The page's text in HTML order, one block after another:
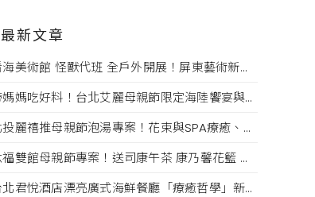
最新文章
看海美術館 怪獸代班 全戶外開展！屏東藝術新亮點 網美必拍。
帶媽媽吃好料！台北艾麗母親節限定海陸饗宴與住房專案一次收藏。
北投麗禧推母親節泡湯專案！花束與SPA療癒、甜點同步登場
六福雙館母親節專案！送司康午茶 康乃馨花籃 演唱會票，高鐵78折限量。
台北君悅酒店漂亮廣式海鮮餐廳「療癒哲學」新菜單！每一口都成為心靈的享受。